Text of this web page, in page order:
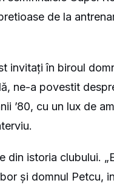
de la
invitați în biroul
ne-a povestit
’80, cu un lux de
din istoria clubului.
și domnul Petcu,